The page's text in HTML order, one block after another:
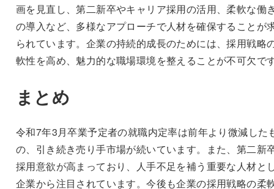
画を見直し、第二新卒やキャリア採用の活用、柔軟な働
の導入など、多様なアプローチで人材を確保することが
られています。企業の持続的成長のためには、採用戦略
軟性を高め、魅力的な職場環境を整えることが不可欠で
まとめ
令和7年3月卒業予定者の就職内定率は前年より微減した
の、引き続き売り手市場が続いています。また、第二新
採用意欲が高まっており、人手不足を補う重要な人材と
企業から注目されています。今後も企業の採用戦略の柔